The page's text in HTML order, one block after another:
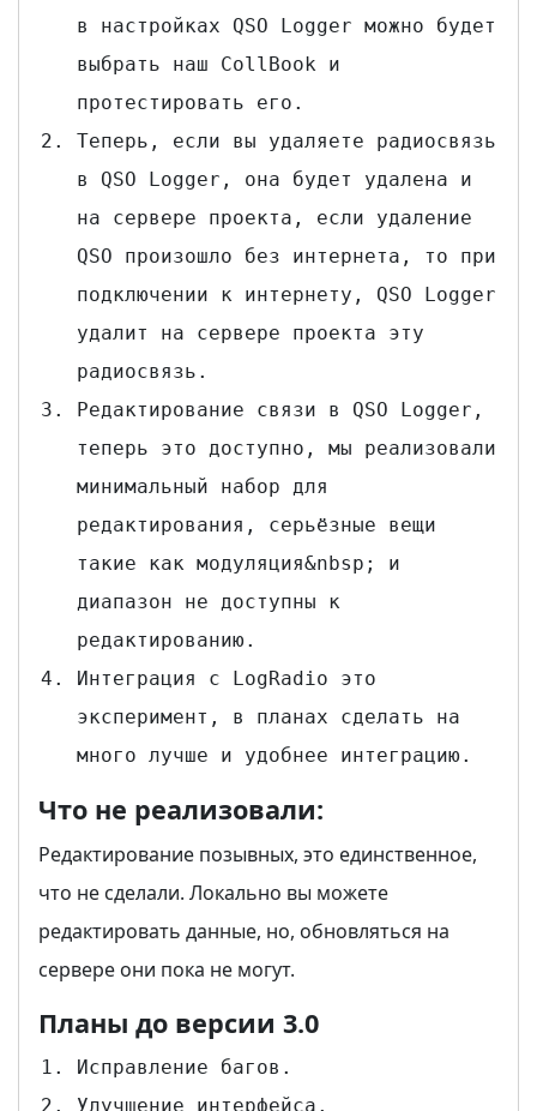
в настройках QSO Logger можно будет
выбрать наш CollBook и
протестировать его.
Теперь, если вы удаляете радиосвязь
в QSO Logger, она будет удалена и
на сервере проекта, если удаление
QSO произошло без интернета, то при
подключении к интернету, QSO Logger
удалит на сервере проекта эту
радиосвязь.
Редактирование связи в QSO Logger,
теперь это доступно, мы реализовали
минимальный набор для
редактирования, серьёзные вещи
такие как модуляция&nbsp; и
диапазон не доступны к
редактированию.
Интеграция с LogRadio это
эксперимент, в планах сделать на
много лучше и удобнее интеграцию.
Что не реализовали:
Редактирование позывных, это единственное,
что не сделали. Локально вы можете
редактировать данные, но, обновляться на
сервере они пока не могут.
Планы до версии 3.0
Исправление багов.
Улучшение интерфейса.